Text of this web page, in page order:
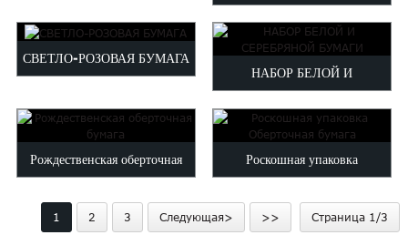
БУМАГА НАБОР
СПЕЦИАЛЬНОЙ БУМАГИ
СВЕТЛО-РОЗОВАЯ БУМАГА
НАБОР БЕЛОЙ И
СЕРЕБРЯНОЙ БУМАГИ
Рождественская оберточная Роскошная упаковка
1 2 3 Следующая> >> Страница 1/3